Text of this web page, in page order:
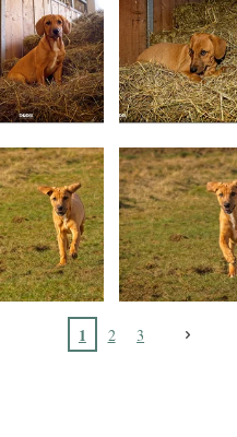
1 2 3